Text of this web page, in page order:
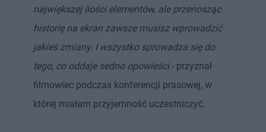
największej ilości elementów, ale przenosząc
historię na ekran zawsze musisz wprowadzić
jakieś zmiany. I wszystko sprowadza się do
tego, co oddaje sedno opowieści- przyznał
filmowiec podczas konferencji prasowej, w
której miałam przyjemność uczestniczyć.